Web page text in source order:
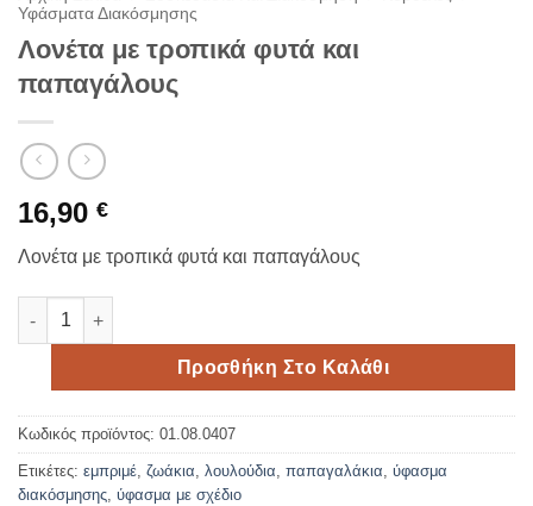
Υφάσματα Διακόσμησης
Λονέτα με τροπικά φυτά και
παπαγάλους
16,90 €
Λονέτα με τροπικά φυτά και παπαγάλους
Λονέτα με τροπικά φυτά και παπαγάλους ποσότητα
Προσθήκη Στο Καλάθι
Κωδικός προϊόντος: 01.08.0407
Ετικέτες: εμπριμέ, ζωάκια, λουλούδια, παπαγαλάκια, ύφασμα
διακόσμησης, ύφασμα με σχέδιο